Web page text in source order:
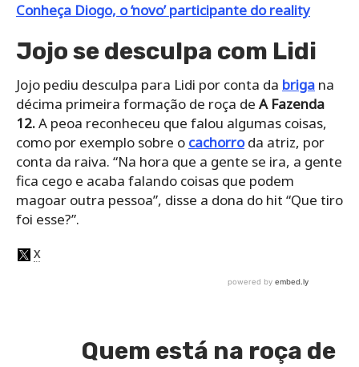
Conheça Diogo, o ‘novo’ participante do reality
Jojo se desculpa com Lidi
Jojo pediu desculpa para Lidi por conta da briga na
décima primeira formação de roça de A Fazenda
12.A peoa reconheceu que falou algumas coisas,
como por exemplo sobre o cachorroda atriz, por
conta da raiva. “Na hora que a gente se ira, a gente
fica cego e acaba falando coisas que podem
magoar outra pessoa”, disse a dona do hit “Que tiro
foi esse?”.
Quem está na roça de